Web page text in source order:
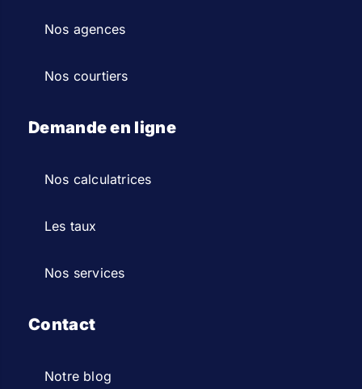
Nos agences
Nos courtiers
Demande en ligne
Nos calculatrices
Les taux
Nos services
Contact
Notre blog